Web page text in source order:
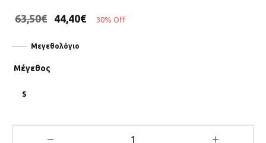
63,50€ 44,40€ 30% Off
Μεγεθολόγιο
Μέγεθος
S